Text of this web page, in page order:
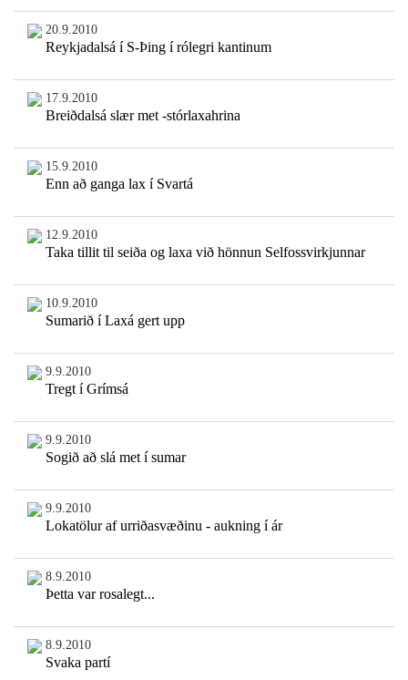
20.9.2010
Reykjadalsá í S-Þing í rólegri kantinum
17.9.2010
Breiðdalsá slær met -stórlaxahrina
15.9.2010
Enn að ganga lax í Svartá
12.9.2010
Taka tillit til seiða og laxa við hönnun Selfossvirkjunnar
10.9.2010
Sumarið í Laxá gert upp
9.9.2010
Tregt í Grímsá
9.9.2010
Sogið að slá met í sumar
9.9.2010
Lokatölur af urriðasvæðinu - aukning í ár
8.9.2010
Þetta var rosalegt...
8.9.2010
Svaka partí